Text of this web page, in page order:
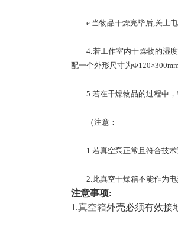
e.当物品干燥完毕后,关上电
4.若工作室内干燥物的湿度
配一个外形尺寸为
5.若在干燥物品的过程中，
（注意：
1.若真空泵正常且符合技术
2.此真空干燥箱不能作为电
注意事项:
1.真空箱外壳必须有效接